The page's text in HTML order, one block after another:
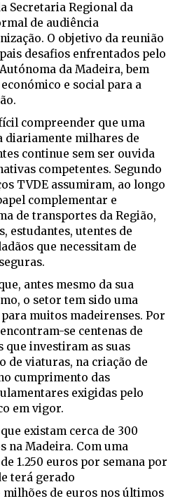
Secretaria Regional da
de audiência
O objetivo da reunião
desafios enfrentados pelo
da Madeira, bem
e social para a
compreender que uma
diariamente milhares de
continue sem ser ouvida
competentes. Segundo
TVDE assumiram, ao longo
complementar e
de transportes da Região,
estudantes, utentes de
que necessitam de
antes mesmo da sua
o setor tem sido uma
muitos madeirenses. Por
se centenas de
investiram as suas
de viaturas, na criação de
cumprimento das
exigidas pelo
em vigor.
existam cerca de 300
na Madeira. Com uma
1.250 euros por semana por
terá gerado
milhões de euros nos últimos